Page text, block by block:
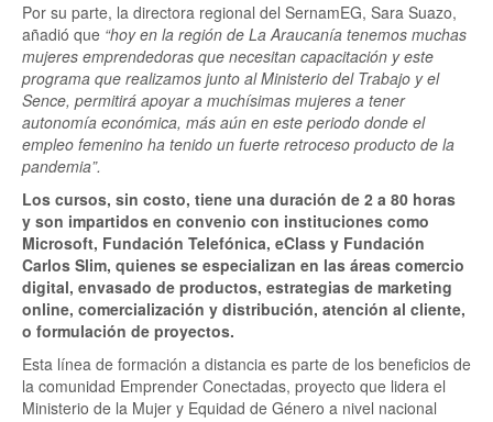
Por su parte, la directora regional del SernamEG, Sara Suazo,
añadió que “hoy en la región de La Araucanía tenemos muchas
mujeres emprendedoras que necesitan capacitación y este
programa que realizamos junto al Ministerio del Trabajo y el
Sence, permitirá apoyar a muchísimas mujeres a tener
autonomía económica, más aún en este periodo donde el
empleo femenino ha tenido un fuerte retroceso producto de la
pandemia”.
Los cursos, sin costo, tiene una duración de 2 a 80 horas
y son impartidos en convenio con instituciones como
Microsoft, Fundación Telefónica, eClass y Fundación
Carlos Slim, quienes se especializan en las áreas comercio
digital, envasado de productos, estrategias de marketing
online, comercialización y distribución, atención al cliente,
o formulación de proyectos.
Esta línea de formación a distancia es parte de los beneficios de
la comunidad Emprender Conectadas, proyecto que lidera el
Ministerio de la Mujer y Equidad de Género a nivel nacional